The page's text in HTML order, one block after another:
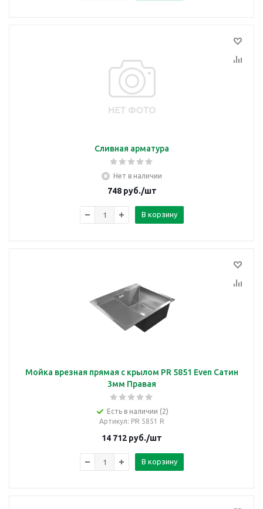
Сливная арматура
Нет в наличии
748руб./шт
В корзину
Мойка врезная прямая с крылом PR 5851 Even Сатин
3мм Правая
Есть в наличии (2)
Артикул: PR 5851 R
14 712 руб./шт
В корзину